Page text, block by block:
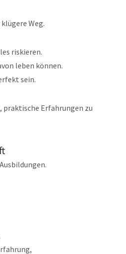
Weg.
riskieren.
leben können.
sein.
praktische Erfahrungen zu